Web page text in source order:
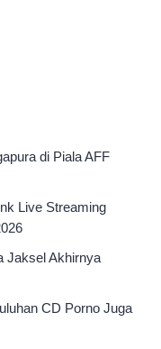
di Piala AFF
Live Streaming
Jaksel Akhirnya
CD Porno Juga